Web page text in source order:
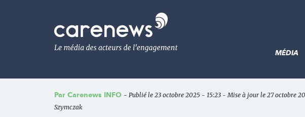
Le
média
de
l'engagement
MÉDIA
Par Carenews INFO - Publié le 23 octobre 2025 - 15:23 - Mise à jour le 27 octobre
Szymczak